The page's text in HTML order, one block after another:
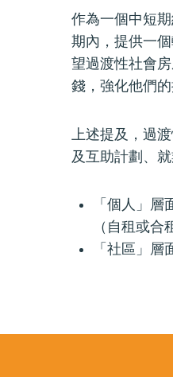
作為一個中短
期內，提供一
望過渡性社會
錢，強化他們
上述提及，過
及互助計劃、
「個人」
（自租或合
「社區」